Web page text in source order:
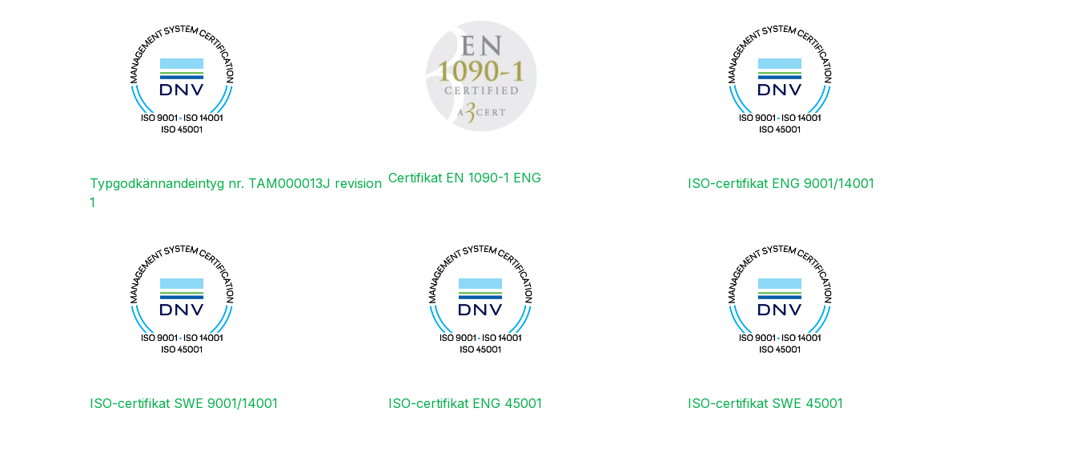
Typgodkännandeintyg nr. TAM000013J revision
1
Certifikat EN 1090-1 ENG ISO-certifikat ENG 9001/14001
ISO-certifikat SWE 9001/14001 ISO-certifikat ENG 45001 ISO-certifikat SWE 45001